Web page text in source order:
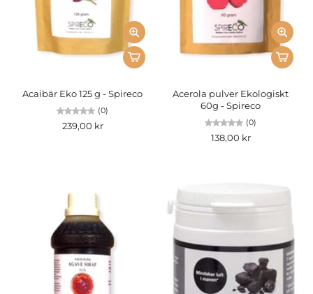
Acaibär Eko 125 g - Spireco
(0)
239,00 kr
Acerola pulver Ekologiskt
60g - Spireco
(0)
138,00 kr